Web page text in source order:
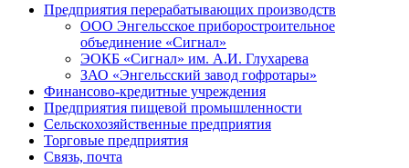
Предприятия перерабатывающих производств
ООО Энгельсское приборостроительное
объединение «Сигнал»
ЭОКБ «Сигнал» им. А.И. Глухарева
ЗАО «Энгельсский завод гофротары»
Финансово-кредитные учреждения
Предприятия пищевой промышленности
Сельскохозяйственные предприятия
Торговые предприятия
Связь, почта